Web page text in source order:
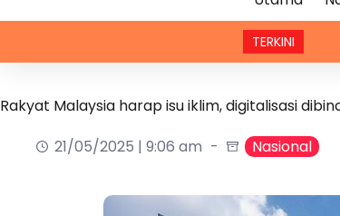
TERKINI
Rakyat Malaysia harap isu iklim, digitalisasi
21/05/2025 | 9:06 am
Nasional